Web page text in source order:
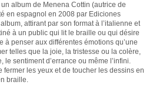
album de Menena Cottin (autrice de
en espagnol en 2008 par Ediciones
attirant par son format à l’italienne et
à un public qui lit le braille ou qui désire
à penser aux différentes émotions qu’une
telles que la joie, la tristesse ou la colère,
le sentiment d’errance ou même l’infini.
fermer les yeux et de toucher les dessins en
braille.